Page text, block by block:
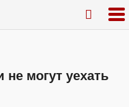
не могут уехать